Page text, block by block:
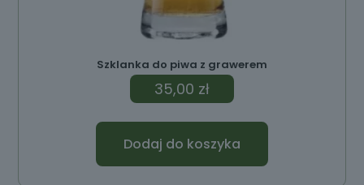
Szklanka do piwa z grawerem
35,00 zł
Dodaj do koszyka